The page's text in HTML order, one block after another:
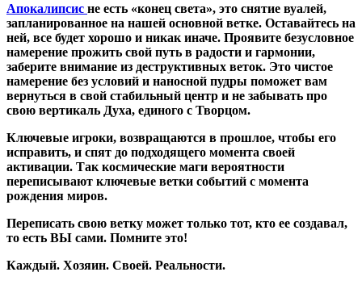
Апокалипсис не есть «конец света», это снятие вуалей,
запланированное на нашей основной ветке. Оставайтесь на
ней, все будет хорошо и никак иначе. Проявите безусловное
намерение прожить свой путь в радости и гармонии,
заберите внимание из деструктивных веток. Это чистое
намерение без условий и наносной пудры поможет вам
вернуться в свой стабильный центр и не забывать про
свою вертикаль Духа, единого с Творцом.
Ключевые игроки, возвращаются в прошлое, чтобы его
исправить, и спят до подходящего момента своей
активации. Так космические маги вероятности
переписывают ключевые ветки событий с момента
рождения миров.
Переписать свою ветку может только тот, кто ее создавал,
то есть ВЫ сами. Помните это!
Каждый. Хозяин. Своей. Реальности.